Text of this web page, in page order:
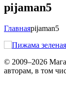
pijaman5
Главнаяpijaman5
© 2009–2026
авторам, в том